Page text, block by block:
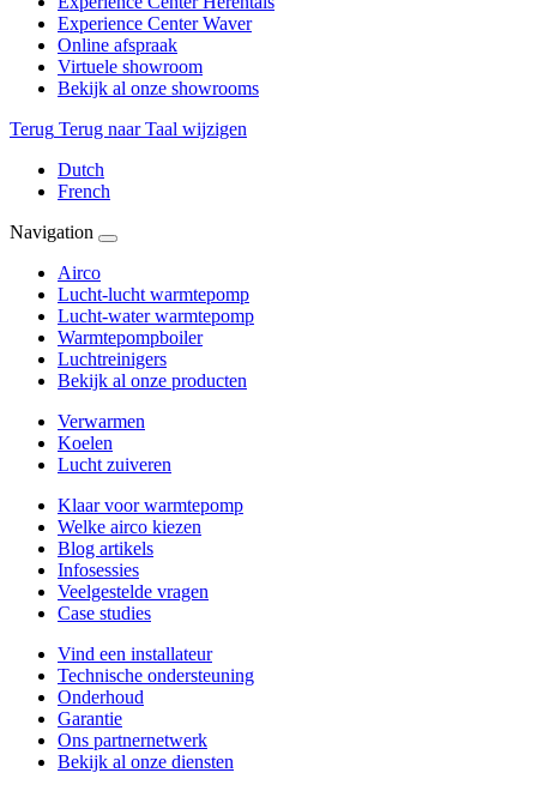
Experience Center Waver
Online afspraak
Virtuele showroom
Bekijk al onze showrooms
Terug Terug naar Taal wijzigen
Dutch
French
Navigation
Airco
Lucht-lucht warmtepomp
Lucht-water warmtepomp
Warmtepompboiler
Luchtreinigers
Bekijk al onze producten
Verwarmen
Koelen
Lucht zuiveren
Klaar voor warmtepomp
Welke airco kiezen
Blog artikels
Infosessies
Veelgestelde vragen
Case studies
Vind een installateur
Technische ondersteuning
Onderhoud
Garantie
Ons partnernetwerk
Bekijk al onze diensten